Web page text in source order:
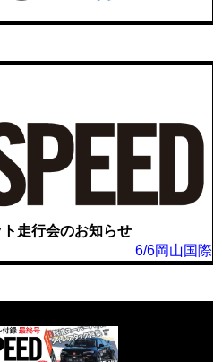
走行会のお知らせ
6/6岡山国際